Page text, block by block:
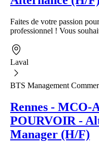
Faites de votre passion
professionnel ! Vous
Laval
BTS Management
Rennes - MCO-
POURVOIR -
Manager (H/F)